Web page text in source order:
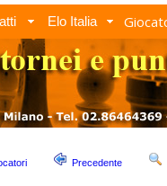
Elo Italia
Precedente